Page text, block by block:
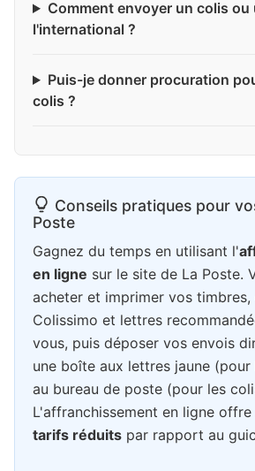
Comment envoyer un colis ou
l'international ?
Puis-je donner procuration
colis ?
Conseils pratiques pour
Poste
Gagnez du temps en utilisant l'
en ligne sur le site de La Poste.
acheter et imprimer vos
Colissimo et lettres
vous, puis déposer vos envois
une boîte aux lettres jaune
au bureau de poste (pour les
L'affranchissement en ligne
tarifs réduits par rapport au